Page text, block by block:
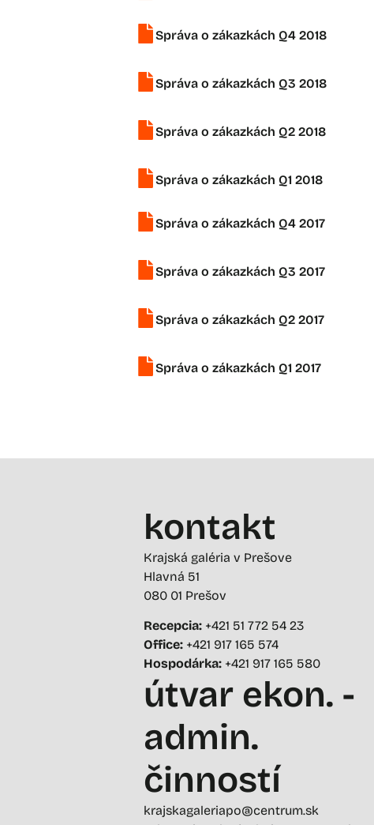
Správa o zákazkách Q4 2018
Správa o zákazkách Q3 2018
Správa o zákazkách Q2 2018
Správa o zákazkách Q1 2018
Správa o zákazkách Q4 2017
Správa o zákazkách Q3 2017
Správa o zákazkách Q2 2017
Správa o zákazkách Q1 2017
kontakt
Krajská galéria v Prešove
Hlavná 51
080 01 Prešov
Recepcia: +421 51 772 54 23
Office: +421 917 165 574
Hospodárka: +421 917 165 580
útvar ekon. -
admin.
činností
krajskagaleriapo@centrum.sk